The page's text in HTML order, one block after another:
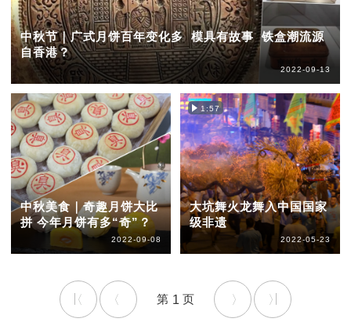
中秋节｜广式月饼百年变化多 模具有故事 铁盒潮流源
自香港？
2022-09-13
中秋美食｜奇趣月饼大比
拼 今年月饼有多“奇”？
2022-09-08
1:57
大坑舞火龙舞入中国国家
级非遗
2022-05-23
1